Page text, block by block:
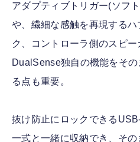
アダプティブトリガー(ソフ
や、繊細な感触を再現する
ク、コントローラ側のスピー
DualSense独自の機能をそ
る点も重要。
抜け防止にロックできる
一式と一緒に収納でき、そ